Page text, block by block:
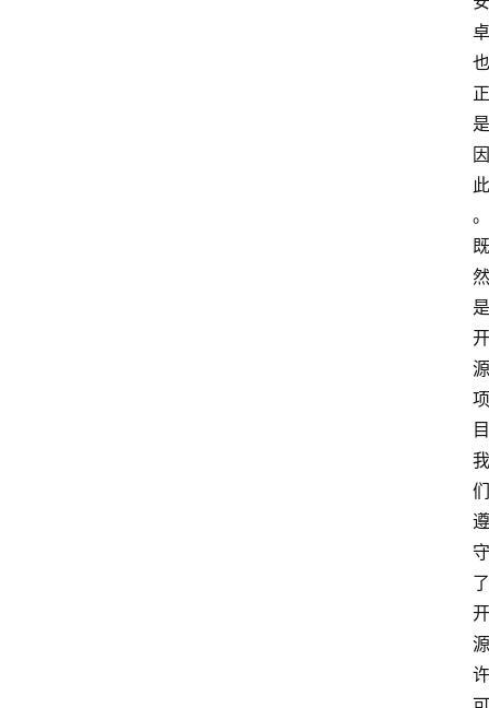
卓
也
正
是
因
此
。
既
然
是
开
源
项
目
我
们
遵
守
了
开
源
许